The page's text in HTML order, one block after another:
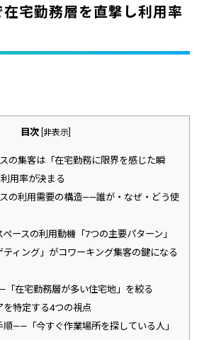
宅勤務層を直撃し利用率
目次 非表示]
の集客は「在宅勤務に限界を感じた瞬
用率が決まる
の利用需要の構造——誰が・なぜ・どう使
ースの利用動機「7つの主要パターン」
ティング」がコワーキング集客の鍵になる
在宅勤務層が多い住宅地」を絞る
を特定する4つの視点
——「今すぐ作業場所を探している人」